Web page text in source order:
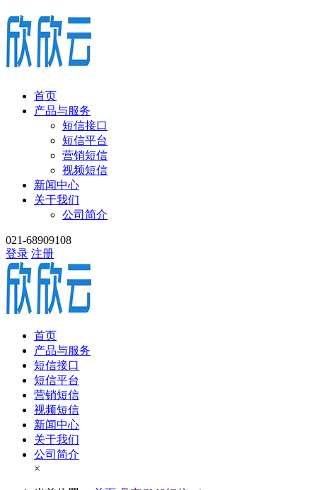
首页
产品与服务
短信接口
短信平台
营销短信
视频短信
新闻中心
关于我们
公司简介
021-68909108
登录 注册
首页
产品与服务
短信接口
短信平台
营销短信
视频短信
新闻中心
关于我们
公司简介
×